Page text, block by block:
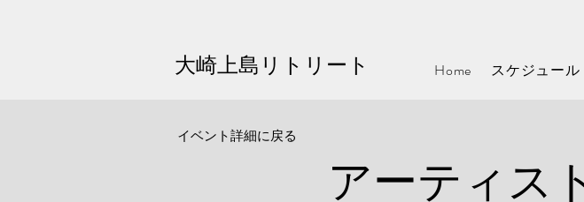
大崎上島リトリート
Home
スケジュール
イベント詳細に戻る
アーティス